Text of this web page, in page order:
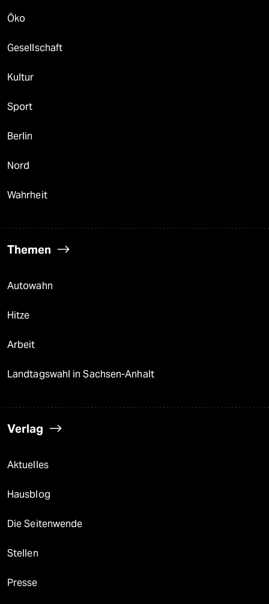
Öko
Gesellschaft
Kultur
Sport
Berlin
Nord
Wahrheit
Themen
Autowahn
Hitze
Arbeit
Landtagswahl in Sachsen-Anhalt
Verlag
Aktuelles
Hausblog
Die Seitenwende
Stellen
Presse